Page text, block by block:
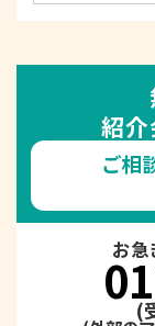
紹介
ご相
お
(